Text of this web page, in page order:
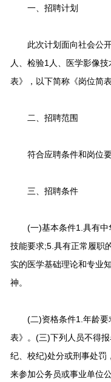
一、招聘计划
此次计划面向社会公开
人、检验1人、医学影像
表》，以下简称《岗位简表
二、招聘范围
符合应聘条件和岗位要
三、招聘条件
(一)基本条件1.具有中华
技能要求;5.具有正常履职
实的医学基础理论和专业
神。
(二)资格条件1.年龄要求
表》。(三)下列人员不得
纪、校纪)处分或刑事处罚
来参加公务员或事业单位